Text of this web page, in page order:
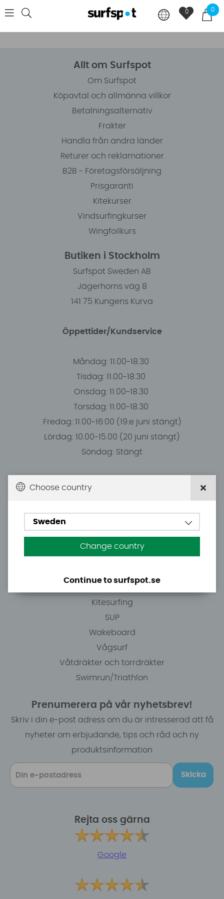
0
0
Allt om Surfspot
Om Surfspot
Köpavtal och allmänna villkor
Betalningsalternativ
Frakter
Handla från andra länder
Returer och reklamationer
B2B - Företagsförsäljning
Prisgaranti
Kitekurser
Vindsurfingkurser
Wingfoilkurs
Butiken i Stockholm
Surfspot Sweden AB
Jägerhorns väg 8
141 75 Kungens Kurva
Öppettider/Kundservice
Måndag: 11.00-18.30
Tisdag: 11.00-18.30
Onsdag: 11.00-18.30
Torsdag: 11.00-18.30
Fredag: 11.00-16:00 (19:e juni stängt)
Lördag: 10.00-15.00 (20 juni stängt)
Söndag: Stängt
Du kan hämta ordrar efter överenskommelse från
E-post: info@surfspot.se
Kitesurfing
SUP
Wakeboard
Vågsurf
Våtdräkter och torrdräkter
Swimrun/Triathlon
Prenumerera på vår nyhetsbrev!
Skriv i din e-post adress om du är intresserad att få
nyheter om erbjudande, tips och råd och ny
produktsinformation
Skicka
Rejta oss gärna
Google
Choose country
Sweden
Change country
Continue to surfspot.se